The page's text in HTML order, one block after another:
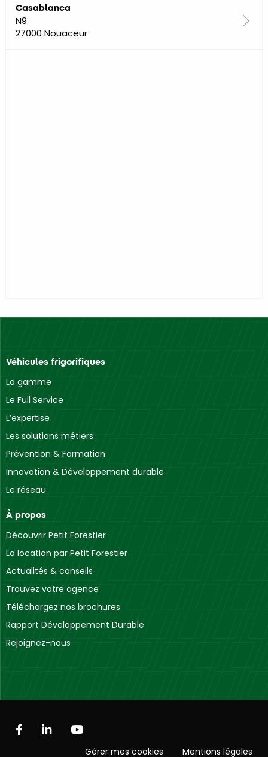
Casablanca
N9
27000 Nouaceur
Véhicules frigorifiques
La gamme
Le Full Service
L’expertise
Les solutions métiers
Prévention & Formation
Innovation & Développement durable
Le réseau
À propos
Découvrir Petit Forestier
La location par Petit Forestier
Actualités & conseils
Trouvez votre agence
Téléchargez nos brochures
Rapport Développement Durable
Rejoignez-nous
Gérer mes cookies Mentions légales